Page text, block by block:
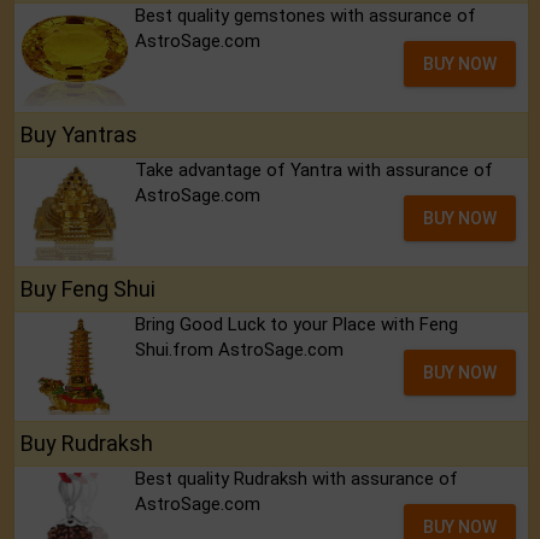
Best quality gemstones with assurance of
AstroSage.com
BUY NOW
Buy Yantras
Take advantage of Yantra with assurance of
AstroSage.com
BUY NOW
Buy Feng Shui
Bring Good Luck to your Place with Feng
Shui.from AstroSage.com
BUY NOW
Buy Rudraksh
Best quality Rudraksh with assurance of
AstroSage.com
BUY NOW